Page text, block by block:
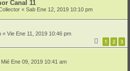
Canal 11
« Sab Ene 12, 2019 10:10 pm
« Vie Ene 11, 2019 10:46 pm
1 2 3
Mié Ene 09, 2019 10:41 am